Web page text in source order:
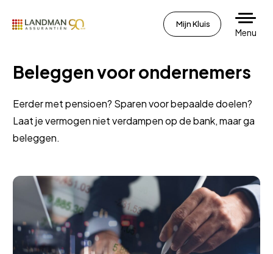
Mijn Kluis
Menu
Beleggen voor ondernemers
Eerder met pensioen? Sparen voor bepaalde doelen?
Laat je vermogen niet verdampen op de bank, maar ga
beleggen.